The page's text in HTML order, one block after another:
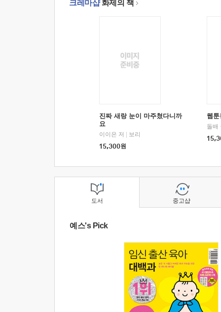
크레마샵화제의 책
진짜 새랑 눈이 마주쳤다니까
요
이이은 저
보리
15,300원
웹
돌배
도서
예스's Pick
중고샵